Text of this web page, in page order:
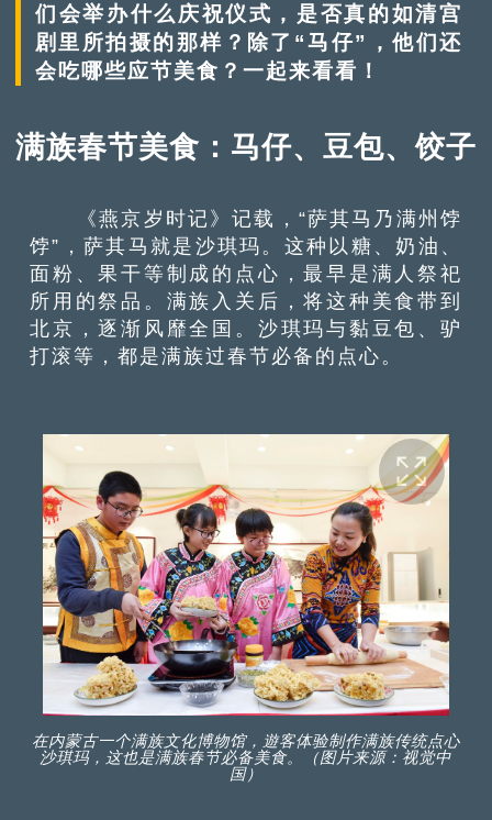
们会举办什么庆祝仪式，是否真的如清宫
剧里所拍摄的那样？除了“马仔”，他们还
会吃哪些应节美食？一起来看看！
满族春节美食：马仔、豆包、饺子
《燕京岁时记》记载，“萨其马乃满州饽
饽”，萨其马就是沙琪玛。这种以糖、奶油、
面粉、果干等制成的点心，最早是满人祭祀
所用的祭品。满族入关后，将这种美食带到
北京，逐渐风靡全国。沙琪玛与黏豆包、驴
打滚等，都是满族过春节必备的点心。
在内蒙古一个满族文化博物馆，遊客体验制作满族传统点心
沙琪玛，这也是满族春节必备美食。（图片来源：视觉中
国）